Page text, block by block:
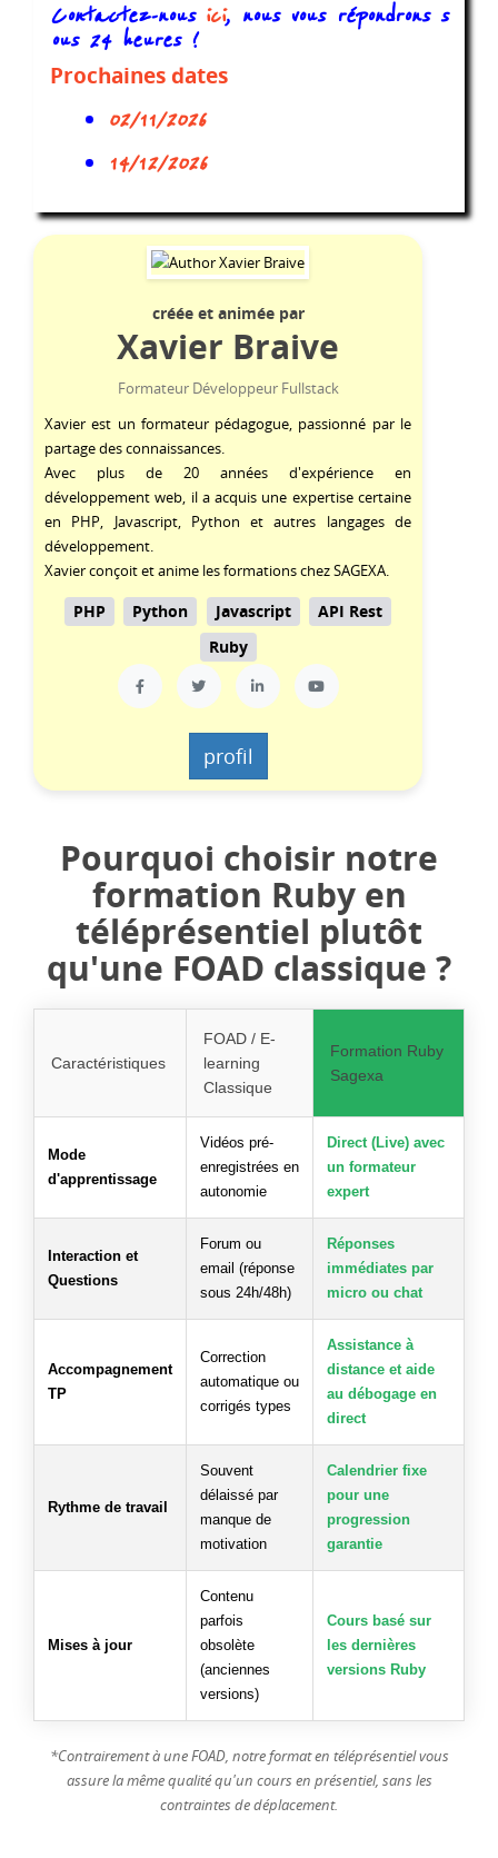
Contactez-nous ici, nous vous répondrons s
ous 24 heures !
Prochaines dates
02/11/2026
14/12/2026
créée et animée par
Xavier Braive
Formateur Développeur Fullstack
Xavier est un formateur pédagogue, passionné par le
partage des connaissances.
Avec plus de 20 années d'expérience en
développement web, il a acquis une expertise certaine
en PHP, Javascript, Python et autres langages de
développement.
Xavier conçoit et anime les formations chez SAGEXA.
PHP Python Javascript
API Rest
Ruby
profil
Pourquoi choisir notre
formation Ruby en
téléprésentiel plutôt
qu'une FOAD classique ?
Caractéristiques
FOAD / E-
learning
Classique
Formation Ruby
Sagexa
Mode
d'apprentissage
Vidéos pré-
enregistrées en
autonomie
Direct (Live) avec
un formateur
expert
Interaction et
Questions
Forum ou
email (réponse
sous 24h/48h)
Réponses
immédiates par
micro ou chat
Accompagnement
TP
Correction
automatique ou
corrigés types
Assistance à
distance et aide
au débogage en
direct
Rythme de travail
Souvent
délaissé par
manque de
motivation
Calendrier fixe
pour une
progression
garantie
Mises à jour
Contenu
parfois
obsolète
(anciennes
versions)
Cours basé sur
les dernières
versions Ruby
*Contrairement à une FOAD, notre format en téléprésentiel vous
assure la même qualité qu'un cours en présentiel, sans les
contraintes de déplacement.